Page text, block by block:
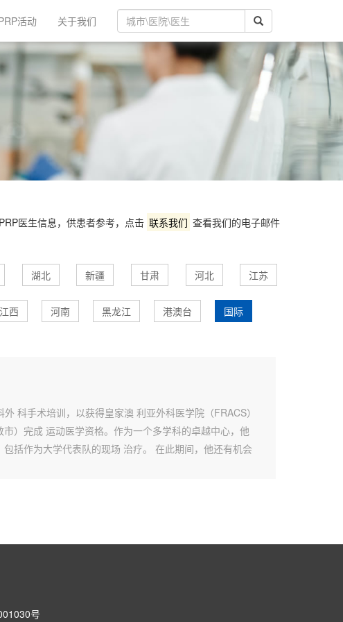
活动 关于我们
医生信息，供患者参考，点击 联系我们 查看我们的电子邮件
湖北 新疆 甘肃 河北 江苏
江西 河南 黑龙江 港澳台 国际
科手术培训，以获得皇家澳 利亚外科医学院（FRACS）
）完成 运动医学资格。作为一个多学科的卓越中心，他
括作为大学代表队的现场 治疗。 在此期间，他还有机会
号